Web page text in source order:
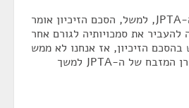
אם ניכנס כאן לפרטים; ה-JPTA, למשל, הסכם הזיכיון אומר
את סמכויותיה לגורם אחר
הזיכיון, אז אנחנו לא ממש
מבינים את ההיאחזות בקרן המזבח של ה-JPTA למשך